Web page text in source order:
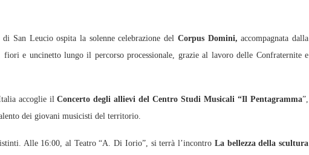
San Leucio ospita la solenne celebrazione del Corpus Domini, accompagnata dalla
fiori e uncinetto lungo il percorso processionale, grazie al lavoro delle Confraternite e
accoglie ilConcerto degli allievi del Centro Studi Musicali “Il Pentagramma”,
dei giovani musicisti del territorio.
Alle 16:00, al Teatro “A. Di Iorio”, si terrà l’incontro La bellezza della scultura